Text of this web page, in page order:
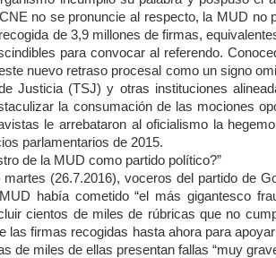
no se pronuncie al respecto, la MUD no
de 3,9 millones de firmas,
para convocar al referendo.
nuevo retraso procesal como un signo
Justicia (TSJ) y otras instituciones
la consumación de las mociones
le arrebataron al oficialismo la
parlamentarios de 2015.
de la MUD como partido político?”
(26.7.2016), voceros del partido de
había cometido “el más gigantesco
cientos de miles de rúbricas que no
las firmas recogidas hasta ahora para
de miles de ellas presentan fallas “muy